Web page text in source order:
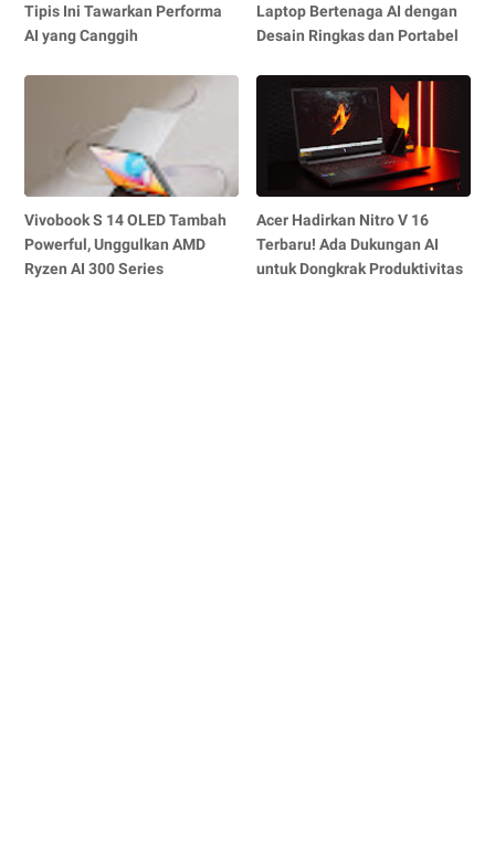
Tipis Ini Tawarkan Performa
AI yang Canggih
Laptop Bertenaga AI dengan
Desain Ringkas dan Portabel
Vivobook S 14 OLED Tambah
Powerful, Unggulkan AMD
Ryzen AI 300 Series
Acer Hadirkan Nitro V 16
Terbaru! Ada Dukungan AI
untuk Dongkrak Produktivitas